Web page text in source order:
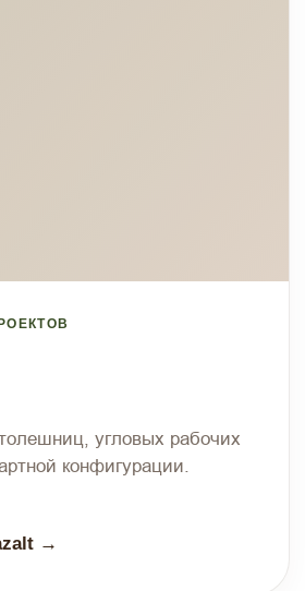
угловых рабочих
конфигурации.
→